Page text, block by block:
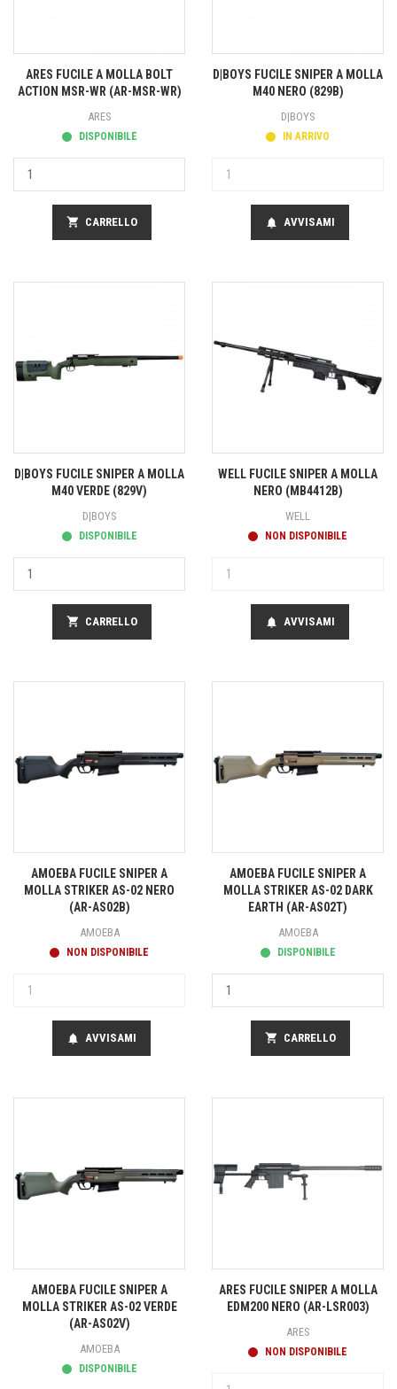
ARES FUCILE A MOLLA BOLT
ACTION MSR-WR (AR-MSR-WR)
ARES
DISPONIBILE
shopping_cart CARRELLO
D|BOYS FUCILE SNIPER A MOLLA
M40 NERO (829B)
D|BOYS
IN ARRIVO
notifications AVVISAMI
D|BOYS FUCILE SNIPER A MOLLA
M40 VERDE (829V)
D|BOYS
DISPONIBILE
shopping_cart CARRELLO
WELL FUCILE SNIPER A MOLLA
NERO (MB4412B)
WELL
NON DISPONIBILE
notifications AVVISAMI
AMOEBA FUCILE SNIPER A
MOLLA STRIKER AS-02 NERO
(AR-AS02B)
AMOEBA
NON DISPONIBILE
notifications AVVISAMI
AMOEBA FUCILE SNIPER A
MOLLA STRIKER AS-02 DARK
EARTH (AR-AS02T)
AMOEBA
DISPONIBILE
shopping_cart CARRELLO
AMOEBA FUCILE SNIPER A
MOLLA STRIKER AS-02 VERDE
(AR-AS02V)
AMOEBA
DISPONIBILE
ARES FUCILE SNIPER A MOLLA
EDM200 NERO (AR-LSR003)
ARES
NON DISPONIBILE